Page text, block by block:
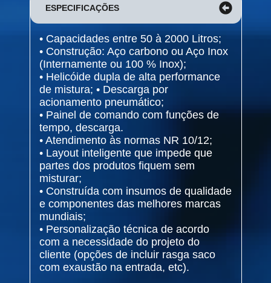
ESPECIFICAÇÕES
• Capacidades entre 50 à 2000 Litros;
• Construção: Aço carbono ou Aço Inox
(Internamente ou 100 % Inox);
• Helicóide dupla de alta performance
de mistura; • Descarga por
acionamento pneumático;
• Painel de comando com funções de
tempo, descarga.
• Atendimento às normas NR 10/12;
• Layout inteligente que impede que
partes dos produtos fiquem sem
misturar;
• Construída com insumos de qualidade
e componentes das melhores marcas
mundiais;
• Personalização técnica de acordo
com a necessidade do projeto do
cliente (opções de incluir rasga saco
com exaustão na entrada, etc).